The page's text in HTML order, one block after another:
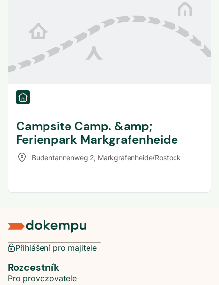
Campsite Camp. &amp;
Ferienpark Markgrafenheide
Budentannenweg 2, Markgrafenheide/Rostock
Přihlášení pro majitele
Rozcestník
Pro provozovatele